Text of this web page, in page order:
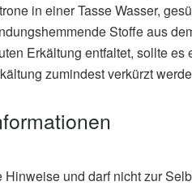
in einer Tasse Wasser,
Stoffe aus
Erkältung entfaltet, sollte es
zumindest verkürzt
und darf nicht zur